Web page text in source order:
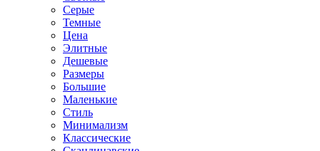
Серые
Темные
Цена
Элитные
Дешевые
Размеры
Большие
Маленькие
Стиль
Минимализм
Классические